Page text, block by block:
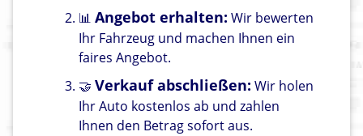
📊 Angebot erhalten: Wir bewerten
Ihr Fahrzeug und machen Ihnen ein
faires Angebot.
🤝 Verkauf abschließen: Wir holen
Ihr Auto kostenlos ab und zahlen
Ihnen den Betrag sofort aus.